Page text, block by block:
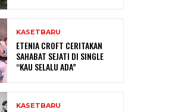
KASETBARU
ETENIA CROFT CERITAKAN
SAHABAT SEJATI DI SINGLE
“KAU SELALU ADA”
KASETBARU